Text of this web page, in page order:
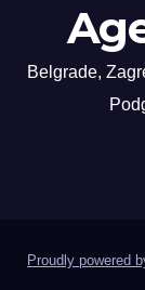
Belgrade,
Proudly powered